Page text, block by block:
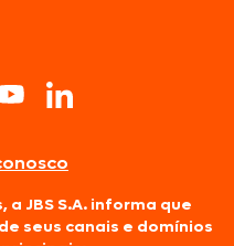
JBS S.A. informa que
seus canais e domínios